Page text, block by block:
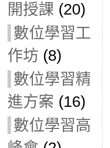
開授課 (20)
數位學習工
作坊 (8)
數位學習精
進方案 (16)
數位學習高